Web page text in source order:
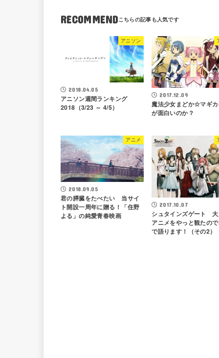
RECOMMEND
アニソン
2018.04.05
アニソン週間ランキング
2018（3/23 ～ 4/5）
2017.12.09
魔法少女まどか☆マギ
が面白いのか？
アニメ
2018.09.05
君の膵臓をたべたい 当サイ
ト開設一周年に贈る！「住野
よる」の純愛青春映画
2017.10.07
シュタインズゲート
アニメをやっと観たの
で語ります！（その2）